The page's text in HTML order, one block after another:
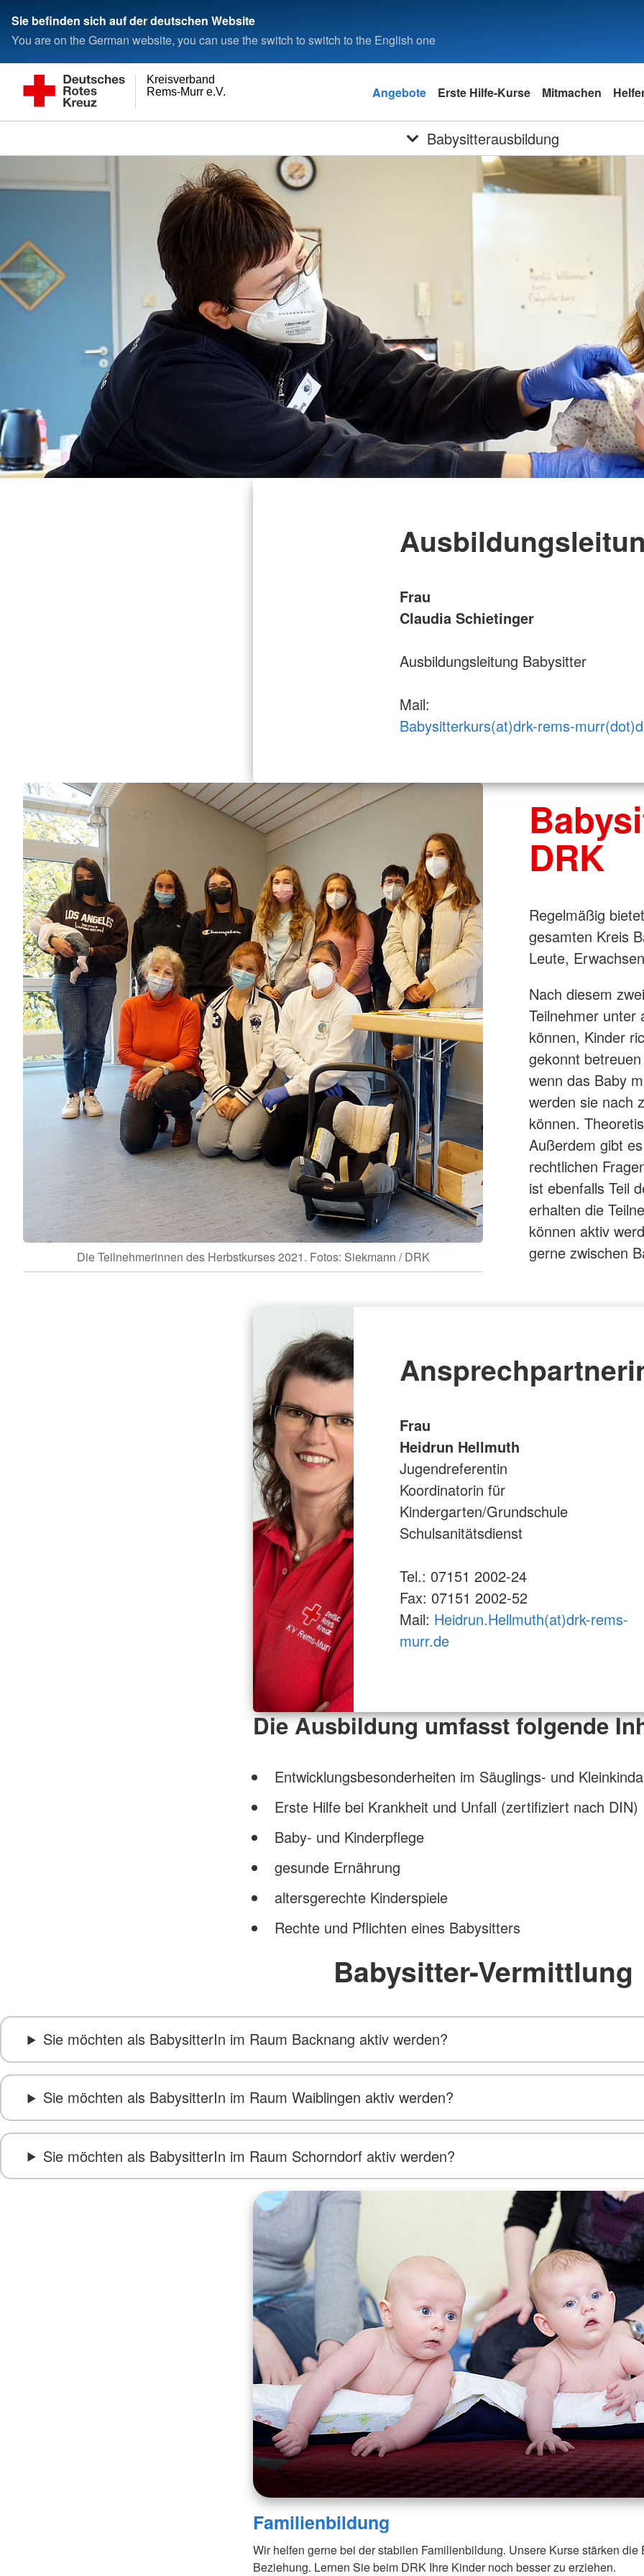
Sie befinden sich auf der deutschen Website
You are on the German website, you can use the switch to switch to the English one
Rems-Murr e.V.
Kreisverband
Angebote Erste Hilfe-Kurse Mitmachen
Babysitterausbildung
Frau
Claudia Schietinger
Ausbildungsleitung Babysitter
Mail:
Babysitterkurs(at)drk-rems-
Die Teilnehmerinnen des Herbstkurses 2021. Fotos: Siekmann / DRK
DRK
Regelmäßig
gesamten Kreis
Leute,
Nach diesem
Teilnehmer unter
können, Kinder
gekonnt
wenn das Baby
werden sie nach
können.
Außerdem gibt
rechtlichen
ist ebenfalls Teil
erhalten die
können aktiv
gerne zwischen
Frau
Heidrun Hellmuth
Jugendreferentin
Koordinatorin für
Kindergarten/Grundschule
Schulsanitätsdienst
Tel.: 07151 2002-24
Fax: 07151 2002-52
Mail: Heidrun.Hellmuth(at)drk-rems-
murr.de
Die Ausbildung umfasst folgende
Entwicklungsbesonderheiten im Säuglings- und
Erste Hilfe bei Krankheit und Unfall (zertifiziert nach DIN)
Baby- und Kinderpflege
gesunde Ernährung
altersgerechte Kinderspiele
Rechte und Pflichten eines Babysitters
Babysitter-Vermittlung
Sie möchten als BabysitterIn im Raum Backnang aktiv werden?
Sie möchten als BabysitterIn im Raum Waiblingen aktiv werden?
Sie möchten als BabysitterIn im Raum Schorndorf aktiv werden?
Familienbildung
Wir helfen gerne bei der stabilen Familienbildung. Unsere Kurse stärken die
Beziehung. Lernen Sie beim DRK Ihre Kinder noch besser zu erziehen.